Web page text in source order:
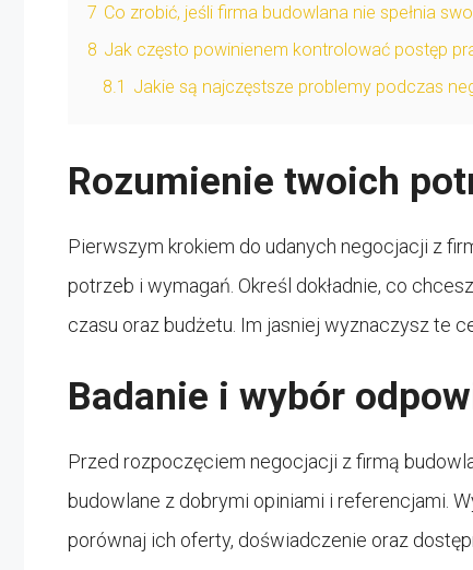
7 Co zrobić, jeśli firma budowlana nie spełnia
8 Jak często powinienem kontrolować postęp
8.1 Jakie są najczęstsze problemy podczas
Rozumienie twoich
Pierwszym krokiem do udanych negocjacji z
potrzeb i wymagań. Określ dokładnie, co
czasu oraz budżetu. Im jasniej wyznaczysz te
Badanie i wybór
Przed rozpoczęciem negocjacji z firmą
budowlane z dobrymi opiniami i referencjami.
porównaj ich oferty, doświadczenie oraz